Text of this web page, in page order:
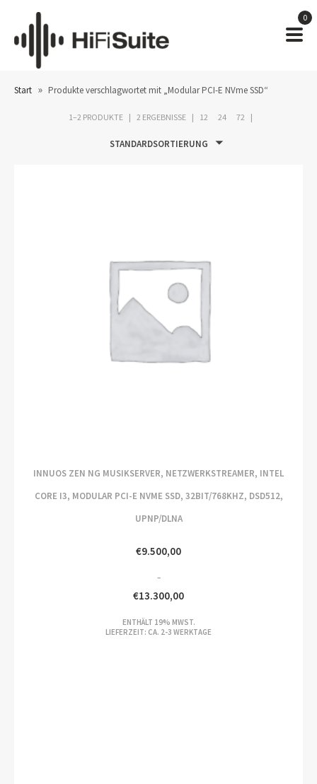
0
Start » Produkte verschlagwortet mit „Modular PCI-E NVme SSD“
1–2 PRODUKTE 2 ERGEBNISSE 12 24 72
STANDARDSORTIERUNG
INNUOS ZEN NG MUSIKSERVER, NETZWERKSTREAMER, INTEL
CORE I3, MODULAR PCI-E NVME SSD, 32BIT/768KHZ, DSD512,
UPNP/DLNA
€9.500,00
–
€13.300,00
ENTHÄLT 19% MWST.
LIEFERZEIT: CA. 2-3 WERKTAGE